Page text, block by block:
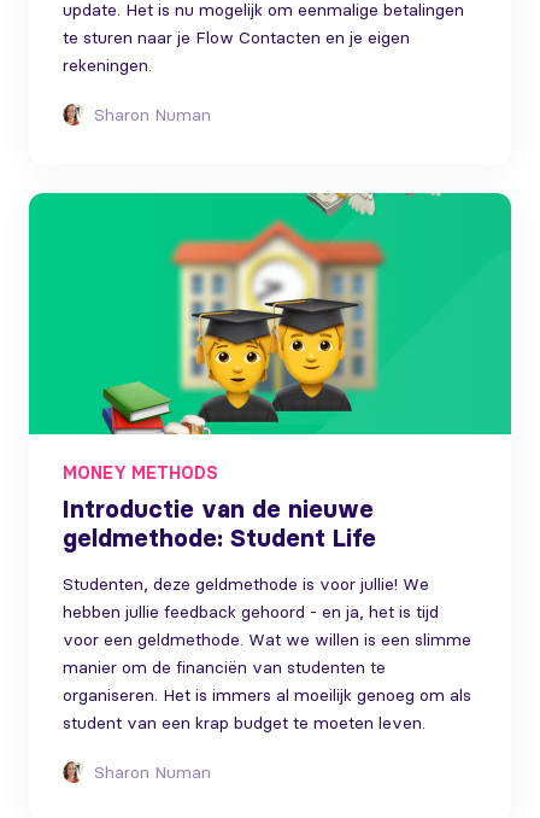
update. Het is nu mogelijk om eenmalige betalingen
te sturen naar je Flow Contacten en je eigen
rekeningen.
Sharon Numan
MONEY METHODS
Introductie van de nieuwe
geldmethode: Student Life
Studenten, deze geldmethode is voor jullie! We
hebben jullie feedback gehoord - en ja, het is tijd
voor een geldmethode. Wat we willen is een slimme
manier om de financiën van studenten te
organiseren. Het is immers al moeilijk genoeg om als
student van een krap budget te moeten leven.
Sharon Numan